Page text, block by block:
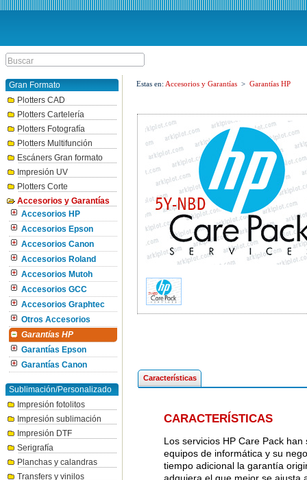
Gran Formato
Plotters CAD
Plotters Cartelería
Plotters Fotografía
Plotters Multifunción
Escáners Gran formato
Impresión UV
Plotters Corte
Accesorios y Garantías
Accesorios HP
Accesorios Epson
Accesorios Canon
Accesorios Roland
Accesorios Mutoh
Accesorios GCC
Accesorios Graphtec
Otros Accesorios
Garantías HP
Garantías Epson
Garantías Canon
Sublimación/Personalizado
Impresión fotolitos
Impresión sublimación
Impresión DTF
Serigrafía
Planchas y calandras
Transfers y vinilos
Estas en: Accesorios y Garantías > Garantías HP
Características
CARACTERÍSTICAS
Los servicios HP Care Pack
equipos de informática y su
tiempo adicional la garantía